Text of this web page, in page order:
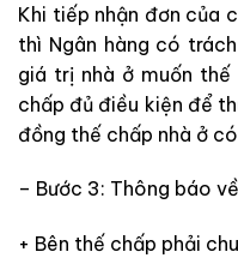
Khi tiếp nhận đơn của
thì Ngân hàng có
giá trị nhà ở muốn
chấp đủ điều kiện để
đồng thế chấp nhà ở
– Bước 3: Thông báo
+ Bên thế chấp phải